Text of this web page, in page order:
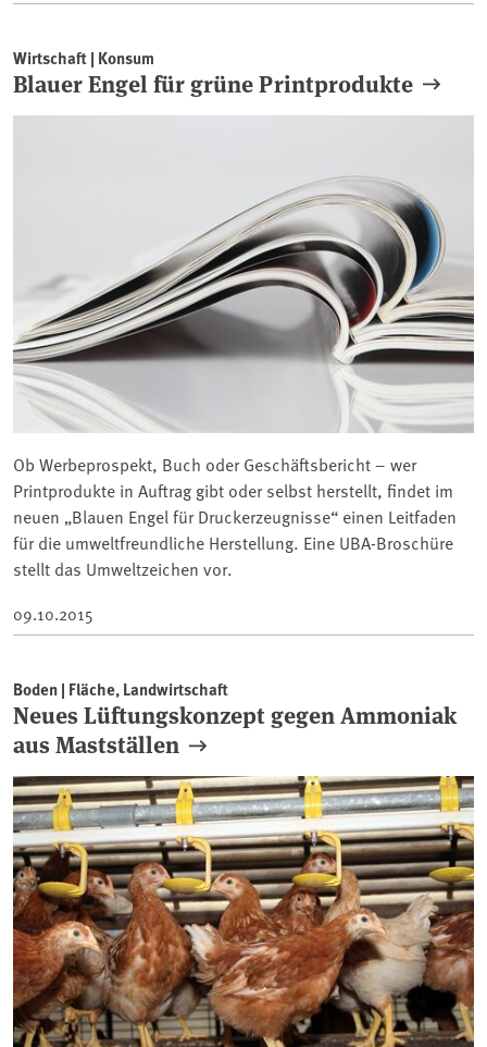
Wirtschaft | Konsum
Blauer Engel für grüne Printprodukte
Ob Werbeprospekt, Buch oder Geschäftsbericht – wer
Printprodukte in Auftrag gibt oder selbst herstellt, findet im
neuen „Blauen Engel für Druckerzeugnisse“ einen Leitfaden
für die umweltfreundliche Herstellung. Eine UBA-Broschüre
stellt das Umweltzeichen vor.
09.10.2015
Boden | Fläche, Landwirtschaft
Neues Lüftungskonzept gegen Ammoniak
aus Mastställen